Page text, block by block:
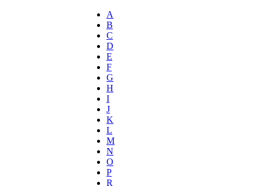
A
B
C
D
E
F
G
H
I
J
K
L
M
N
O
P
R